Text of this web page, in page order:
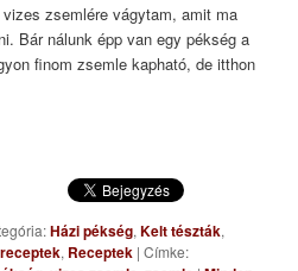
zsemlére vágytam, amit ma
Bár nálunk épp van egy pékség a
finom zsemle kapható, de itthon
Házi pékség,Kelt tészták,
, Receptek |Címke: